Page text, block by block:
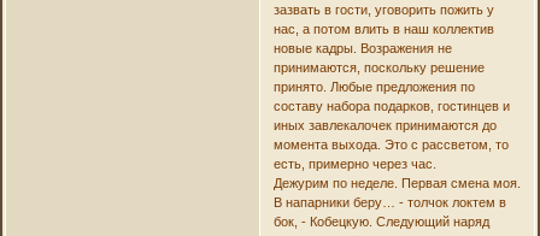
зазвать в гости, уговорить пожить у
нас, а потом влить в наш коллектив
новые кадры. Возражения не
принимаются, поскольку решение
принято. Любые предложения по
составу набора подарков, гостинцев и
иных завлекалочек принимаются до
момента выхода. Это с рассветом, то
есть, примерно через час.
Дежурим по неделе. Первая смена моя.
В напарники беру… - толчок локтем в
бок, - Кобецкую. Следующий наряд